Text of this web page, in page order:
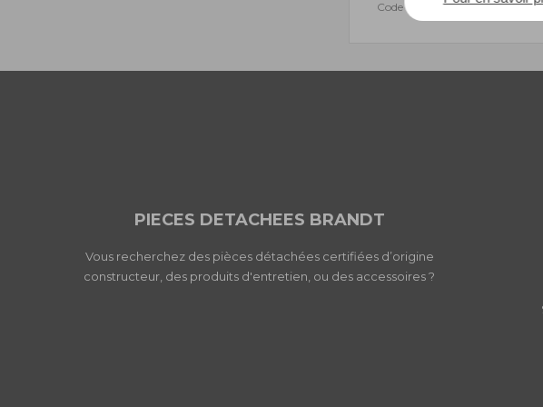
Code EAN : 3251430823555
PIECES DETACHEES BRANDT
Vous recherchez des pièces détachées certifiées d’origine
constructeur, des produits d'entretien, ou des accessoires ?